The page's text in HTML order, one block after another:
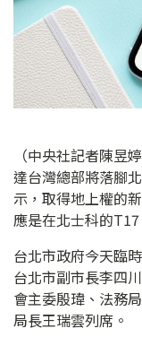
（中央社記者陳昱
達台灣總部將落腳
示，取得地上權的
應是在北士科的
台北市政府今天臨
台北市副市長李四
會主委殷瑋、法務
局長王瑞雲列席。